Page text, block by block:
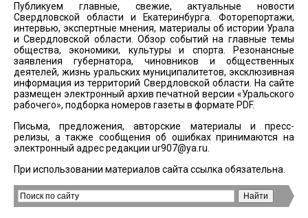
Публикуем главные, свежие, актуальные новости
Свердловской области и Екатеринбурга. Фоторепортажи,
интервью, экспертные мнения, материалы об истории Урала
и Свердловской области. Обзор событий на главные темы
общества, экономики, культуры и спорта. Резонансные
заявления губернатора, чиновников и общественных
деятелей, жизнь уральских муниципалитетов, эксклюзивная
информация из территорий Свердловской области. На сайте
размещен электронный архив печатной версии «Уральского
рабочего», подборка номеров газеты в формате PDF.
Письма, предложения, авторские материалы и пресс-
релизы, а также сообщения об ошибках принимаются на
электронный адрес редакции ur907@ya.ru
При использовании материалов сайта ссылка обязательна.